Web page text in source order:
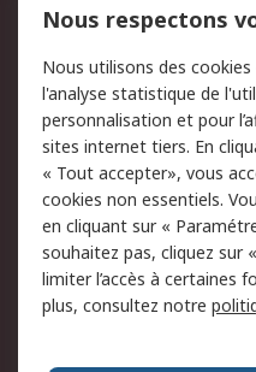
750.000 produits
Retours
Track & trace
Legal
Politique de cookies
Politique de protection
des données - Mise à
jour
Nous respectons
Nous utilisons des
l'analyse statistique de
personnalisation et pour
sites internet tiers. En
« Tout accepter», vous
cookies non essentiels.
en cliquant sur «
souhaitez pas, cliquez sur
limiter l’accès à certaines
plus, consultez notre